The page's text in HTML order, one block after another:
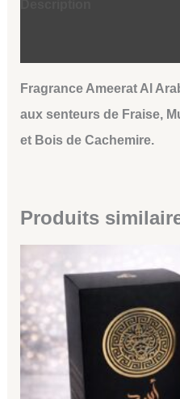
Fragrance Ameerat Al
aux senteurs de Fraise,
et Bois de Cachemire.
Produits